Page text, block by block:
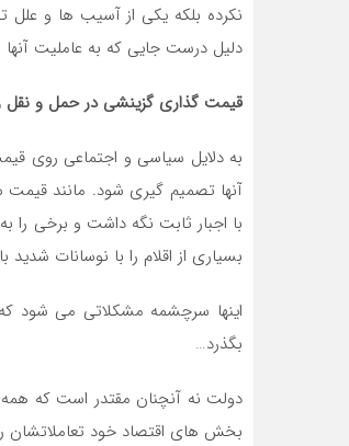
نکرده بلکه یکی از آسیب ها و
دلیل درست جایی که به عاملیت
قیمت گذاری گزینشی در حمل و نقل
به دلایل سیاسی و اجتماعی روی
آنها تصمیم گیری شود. مانند
با اجبار ثابت نگه داشت و برخی را
بسیاری از اقلام را با نوسانات
اینها سرچشمه مشکلاتی می شود
بگذرد…
دولت نه آنچنان مقتدر است که همه
بخش های اقتصاد خود تعاملاتشان